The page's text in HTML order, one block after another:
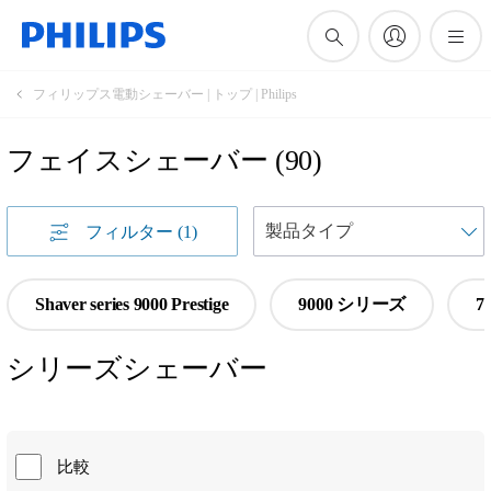
フィリップス電動シェーバー | トップ | Philips
フェイスシェーバー (90)
フィルター (1)
Shaver series 9000 Prestige 9000 シリーズ
シリーズシェーバー
比較